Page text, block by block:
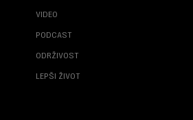
VIDEO
PODCAST
ODRŽIVOST
LEPŠI ŽIVOT